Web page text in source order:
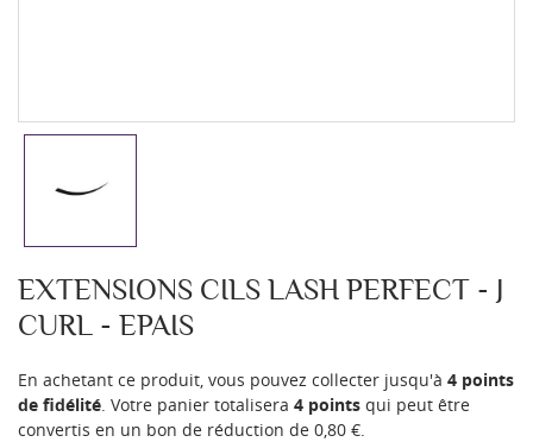
EXTENSIONS CILS LASH PERFECT - J
CURL - EPAIS
En achetant ce produit, vous pouvez collecter jusqu'à 4 points
de fidélité . Votre panier totalisera 4 points qui peut être
convertis en un bon de réduction de 0,80 €